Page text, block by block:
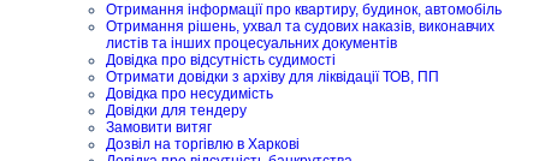
Отримання інформації про квартиру, будинок, автомобіль
Отримання рішень, ухвал та судових наказів, виконавчих
листів та інших процесуальних документів
Довідка про відсутність судимості
Отримати довідки з архіву для ліквідації ТОВ, ПП
Довідка про несудимість
Довідки для тендеру
Замовити витяг
Дозвіл на торгівлю в Харкові